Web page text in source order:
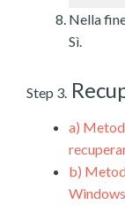
Nella
Sì.
Step 3.
a)
b)